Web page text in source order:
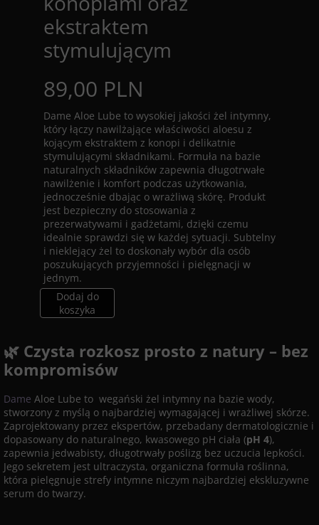
Dodaj do
koszyka
Dame Aloe Lube to wysokiej jakości żel intymny,
który łączy nawilżające właściwości aloesu z
kojącym ekstraktem z konopi i delikatnie
stymulującymi składnikami. Formuła na bazie
naturalnych składników zapewnia długotrwałe
nawilżenie i komfort podczas użytkowania,
jednocześnie dbając o wrażliwą skórę. Produkt
jest bezpieczny do stosowania z
prezerwatywami i gadżetami, dzięki czemu
idealnie sprawdzi się w każdej sytuacji. Subtelny
i nieklejący żel to doskonały wybór dla osób
poszukujących przyjemności i pielęgnacji w
jednym.
89,00 PLN
ekstraktem
stymulującym
🌿 Czysta rozkosz prosto z natury – bez
kompromisów
Dame Aloe Lube to wegański żel intymny na bazie wody,
stworzony z myślą o najbardziej wymagającej i wrażliwej skórze.
Zaprojektowany przez ekspertów, przebadany dermatologicznie i
dopasowany do naturalnego, kwasowego pH ciała (pH 4),
zapewnia jedwabisty, długotrwały poślizg bez uczucia lepkości.
Jego sekretem jest ultraczysta, organiczna formuła roślinna,
która pielęgnuje strefy intymne niczym najbardziej ekskluzywne
serum do twarzy.